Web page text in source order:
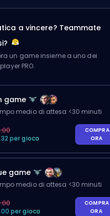
a vincere? Teammate
un game insieme a uno dei
PRO.
game
medio di attesa <30 minuti
per gioco
COMPRA
ORA
game
medio di attesa <30 minuti
per gioco
COMPRA
ORA